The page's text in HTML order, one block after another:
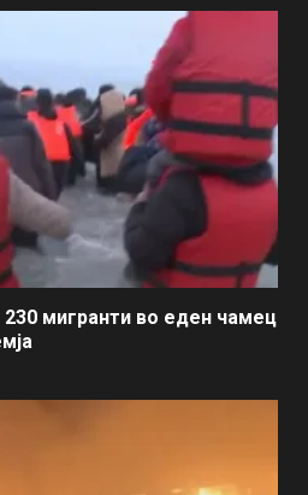
мигранти во еден чамец